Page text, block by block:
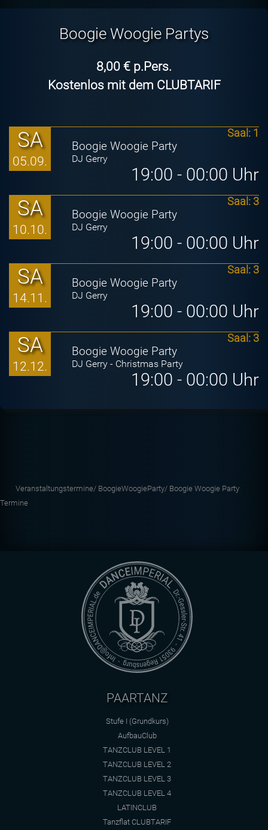
Boogie Woogie Partys
8,00 € p.Pers.
Kostenlos mit dem CLUBTARIF
SA
05.09.
Saal: 1
Boogie Woogie Party
DJ Gerry
19:00 - 00:00 Uhr
SA
10.10.
Saal: 3
Boogie Woogie Party
DJ Gerry
19:00 - 00:00 Uhr
SA
14.11.
Saal: 3
Boogie Woogie Party
DJ Gerry
19:00 - 00:00 Uhr
SA
12.12.
Saal: 3
Boogie Woogie Party
DJ Gerry - Christmas Party
19:00 - 00:00 Uhr
Veranstaltungstermine/ BoogieWoogieParty/ Boogie Woogie Party
Termine
PAARTANZ
Stufe I (Grundkurs)
AufbauClub
TANZCLUB LEVEL 1
TANZCLUB LEVEL 2
TANZCLUB LEVEL 3
TANZCLUB LEVEL 4
LATINCLUB
Tanzflat CLUBTARIF